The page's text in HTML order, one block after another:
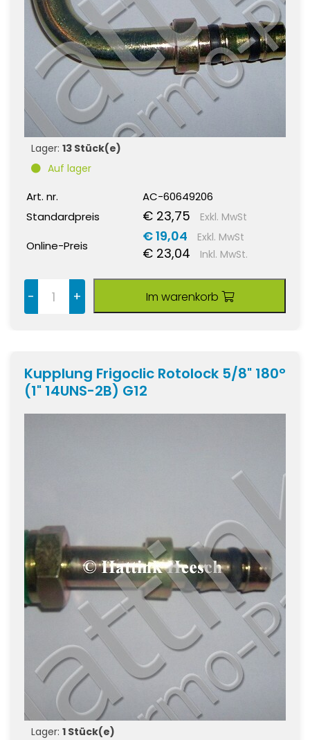
Lager: 13 Stück(e)
Auf lager
Art. nr.
AC-60649206
Standardpreis
€ 23,75 Exkl. MwSt
Online-Preis
€ 19,04 Exkl. MwSt
€ 23,04 Inkl. MwSt.
- + Im warenkorb
Kupplung Frigoclic Rotolock 5/8" 180°
(1" 14UNS-2B) G12
Lager: 1 Stück(e)